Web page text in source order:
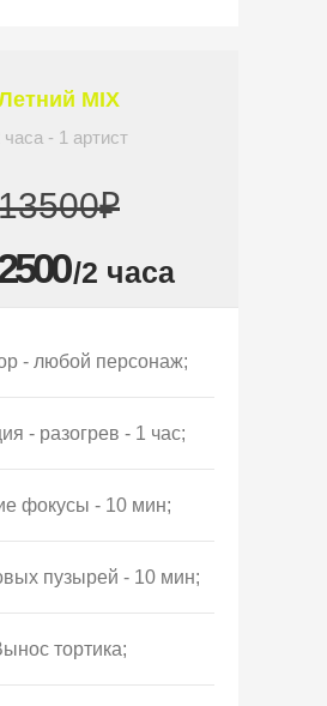
MIX
часа - 1 артист
/2 часа
- любой персонаж;
- разогрев - 1 час;
фокусы - 10 мин;
пузырей - 10 мин;
тортика;